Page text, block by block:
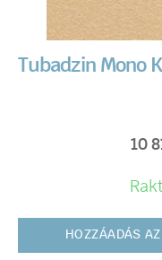
Tubadzin Mono
10
HOZZÁADÁS